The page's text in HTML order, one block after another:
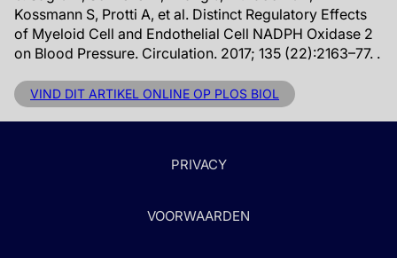
Kossmann S, Protti A, et al. Distinct Regulatory Effects
of Myeloid Cell and Endothelial Cell NADPH Oxidase 2
on Blood Pressure. Circulation. 2017; 135 (22):2163–77. .
VIND DIT ARTIKEL ONLINE OP PLOS BIOL
PRIVACY
VOORWAARDEN